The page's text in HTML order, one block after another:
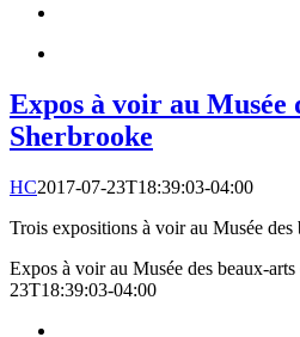
Expos à voir au Musée
Sherbrooke
HC2017-07-23T18:39:03-04:00
Trois expositions à voir au Musée des
Expos à voir au Musée des beaux-
23T18:39:03-04:00